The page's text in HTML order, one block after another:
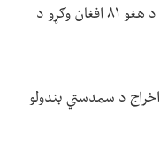
د افغانستان لپاره د ملګرو ملتونو د بشري حقونو شورا ځانګړی راپور ورکوونکی، ریچارډ بینټ ویلي، دی د هغو ۸۱ افغان وګړو د
وکړو د اخراج د سمدستي بندولو